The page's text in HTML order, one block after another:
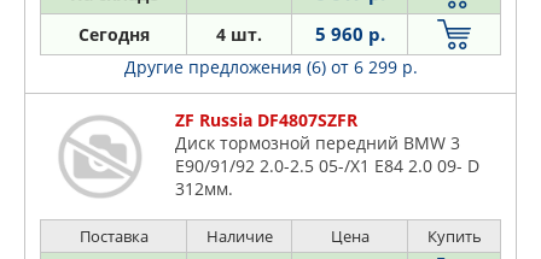
Сегодня 4 шт. 5 960 р.
Другие предложения (6) от 6 299 р.
ZF Russia DF4807SZFR
Диск тормозной передний BMW 3
E90/91/92 2.0-2.5 05-/X1 E84 2.0 09- D
312мм.
Поставка Наличие Цена Купить